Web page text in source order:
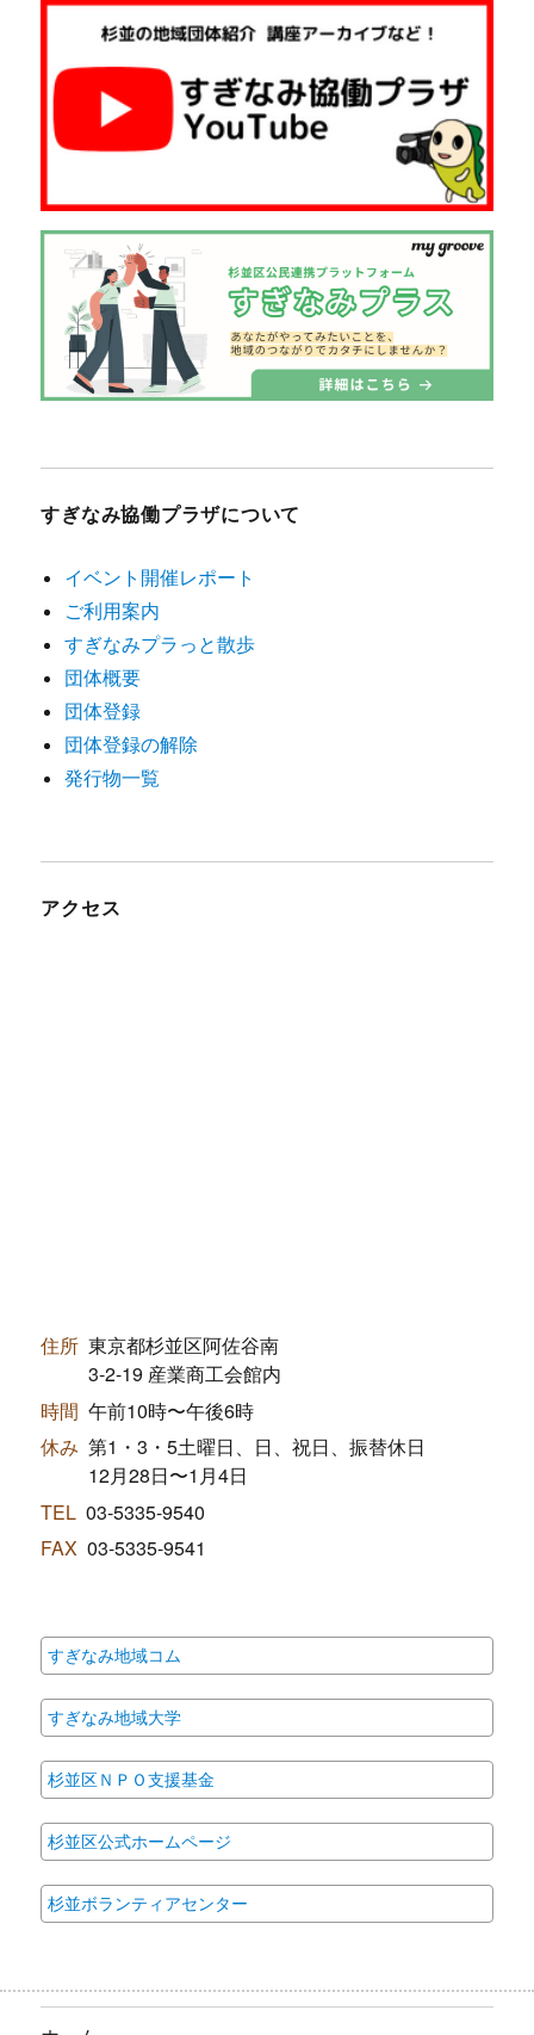
すぎなみ協働プラザについて
イベント開催レポート
ご利用案内
すぎなみプラっと散歩
団体概要
団体登録
団体登録の解除
発行物一覧
アクセス
住所 東京都杉並区阿佐谷南
3-2-19 産業商工会館内
時間 午前10時〜午後6時
休み 第1・3・5土曜日、日、祝日、振替休日
12月28日〜1月4日
TEL 03-5335-9540
FAX 03-5335-9541
すぎなみ地域コム
すぎなみ地域大学
杉並区ＮＰＯ支援基金
杉並区公式ホームページ
杉並ボランティアセンター